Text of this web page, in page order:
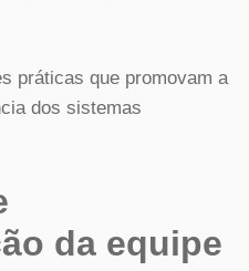
práticas que promovam a
dos sistemas
da equipe